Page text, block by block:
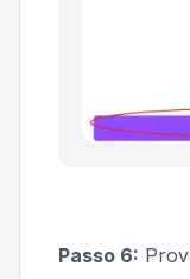
Passo 6: